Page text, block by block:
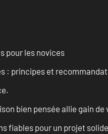
pour les novices
: principes et
bien pensée allie gain
fiables pour un projet solide